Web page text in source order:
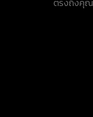
ตรงถึงคุณ